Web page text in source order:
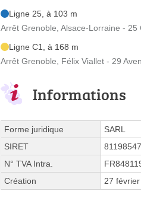
Ligne 25, à 103 m
Arrêt Grenoble, Alsace-Lorraine - 25
Ligne C1, à 168 m
Arrêt Grenoble, Félix Viallet - 29
Informations
Forme juridique
SARL
SIRET
N° TVA Intra.
Création
27